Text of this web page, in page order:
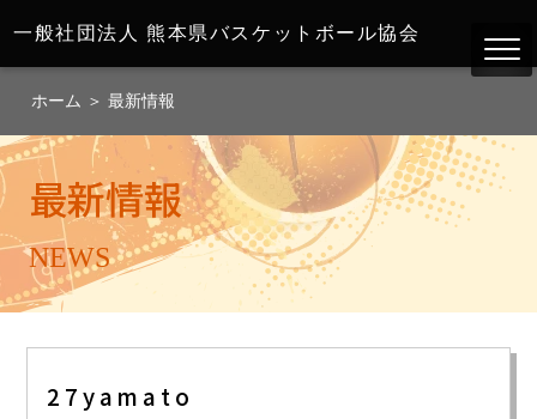
一般社団法人 熊本県バスケットボール協会
ホーム ＞ 最新情報
最新情報
NEWS
27yamato